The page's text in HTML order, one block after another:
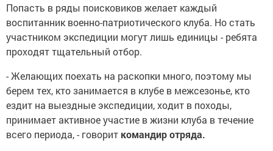
Попасть в ряды поисковиков желает каждый
воспитанник военно-патриотического клуба. Но стать
участником экспедиции могут лишь единицы - ребята
проходят тщательный отбор.
- Желающих поехать на раскопки много, поэтому мы
берем тех, кто занимается в клубе в межсезонье, кто
ездит на выездные экспедиции, ходит в походы,
принимает активное участие в жизни клуба в течение
всего периода, - говорит командир отряда.